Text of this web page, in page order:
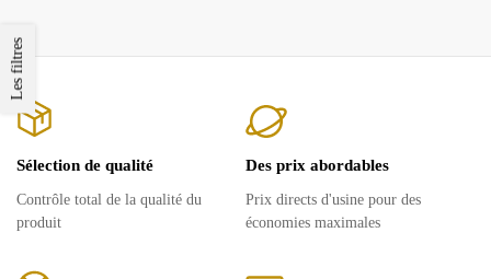
Les filtres
Sélection de qualité
Contrôle total de la qualité du
produit
Des prix abordables
Prix ​​directs d'usine pour des
économies maximales